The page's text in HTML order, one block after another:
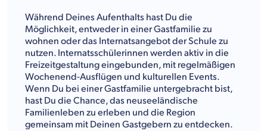
Während Deines Aufenthalts hast Du die
Möglichkeit, entweder in einer Gastfamilie zu
wohnen oder das Internatsangebot der Schule zu
nutzen. Internatsschülerinnen werden aktiv in die
Freizeitgestaltung eingebunden, mit regelmäßigen
Wochenend-Ausflügen und kulturellen Events.
Wenn Du bei einer Gastfamilie untergebracht bist,
hast Du die Chance, das neuseeländische
Familienleben zu erleben und die Region
gemeinsam mit Deinen Gastgebern zu entdecken.